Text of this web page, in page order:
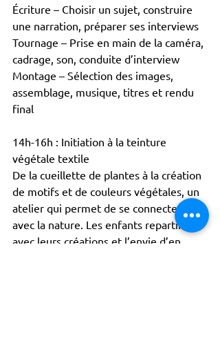
Écriture – Choisir un sujet, construire
une narration, préparer ses interviews
Tournage – Prise en main de la caméra,
cadrage, son, conduite d’interview
Montage – Sélection des images,
assemblage, musique, titres et rendu
final
14h-16h : Initiation à la teinture
végétale textile
De la cueillette de plantes à la création
de motifs et de couleurs végétales, un
atelier qui permet de se connecter
avec la nature. Les enfants repartiront
avec leurs créations et l’envie d’en